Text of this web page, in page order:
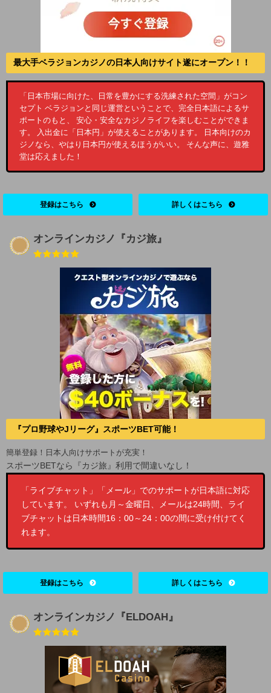
最大手ベラジョンカジノの日本人向けサイト遂にオープン！！
「日本市場に向けた、日常を豊かにする洗練された空間」がコン
セプト ベラジョンと同じ運営ということで、完全日本語によるサ
ポートのもと、 安心・安全なカジノライフを楽しむことができま
す。 入出金に「日本円」が使えることがあります。 日本向けのカ
ジノなら、やはり日本円が使えるほうがいい。 そんな声に、遊雅
堂は応えました！
登録はこちら 詳しくはこちら
オンラインカジノ『カジ旅』
『プロ野球やJリーグ』スポーツBET可能！
簡単登録！日本人向けサポートが充実！
スポーツBETなら『カジ旅』利用で間違いなし！
「ライブチャット」「メール」でのサポートが日本語に対応
しています。 いずれも月～金曜日、メールは24時間、ライ
ブチャットは日本時間16：00～24：00の間に受け付けてく
れます。
登録はこちら 詳しくはこちら
オンラインカジノ『ELDOAH』